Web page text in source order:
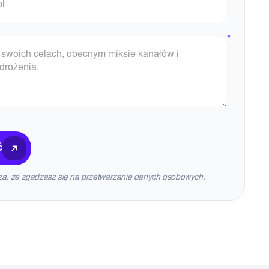
że zgadzasz się na przetwarzanie danych osobowych.